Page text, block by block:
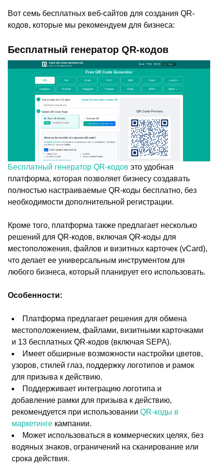
Вот семь бесплатных веб-сайтов для создания QR-
кодов, которые мы рекомендуем для бизнеса:
Бесплатный генератор QR-кодов
Бесплатный генератор QR-кодов это удобная
платформа, которая позволяет бизнесу создавать
полностью настраиваемые QR-коды бесплатно, без
необходимости дополнительной регистрации.
Кроме того, платформа также предлагает несколько
решений для QR-кодов, включая QR-коды для
местоположения, файлов и визитных карточек (vCard),
что делает ее универсальным инструментом для
любого бизнеса, который планирует его использовать.
Особенности:
Платформа предлагает решения для обмена
местоположением, файлами, визитными карточками
и 13 бесплатных QR-кодов (включая SEPA).
Имеет обширные возможности настройки цветов,
узоров, стилей глаз, поддержку логотипов и рамок
для призыва к действию.
Поддерживает интеграцию логотипа и
добавление рамки для призыва к действию,
рекомендуется при использовании QR-коды в
маркетинге кампании.
Может использоваться в коммерческих целях, без
водяных знаков, ограничений на сканирование или
срока действия.